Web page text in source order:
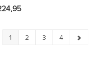
1 2 3 4